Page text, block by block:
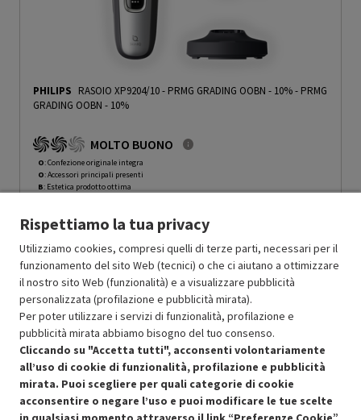
PHILIPS RASOIO XP9204/10 - PRMG GRADING OOBN - 10%- PRMG
GRADING OOBN - 10%
MOLTO BUONO
O: Confezione originale integra
O: Accessori principali presenti
B: Estetica prodotto ottima
Prodotto Nuovo 359.99 -10%
Ricondizionato Prezzo ridotto da
323.99a -30%
In Promozione 226.79
Aggiungi al carrello
SCONTO RICONDIZIONATI
Approfitta dello sconto del 30% sul prodotto ricondizionato.
Rispettiamo la tua privacy
Utilizziamo cookies, compresi quelli di terze parti, necessari per il
funzionamento del sito Web (tecnici) o che ci aiutano a ottimizzare
il nostro sito Web (funzionalità) e a visualizzare pubblicità
personalizzata (profilazione e pubblicità mirata).
Per poter utilizzare i servizi di funzionalità, profilazione e
pubblicità mirata abbiamo bisogno del tuo consenso.
Cliccando su "Accetta tutti", acconsenti volontariamente
all’uso di cookie di funzionalità, profilazione e pubblicità
mirata. Puoi scegliere per quali categorie di cookie
acconsentire o negare l’uso e puoi modificare le tue scelte